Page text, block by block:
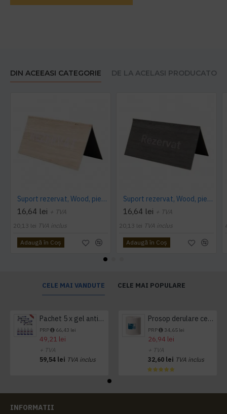
DIN ACEEASI CATEGORIE DE LA ACELASI PRODUCATOR
Suport rezervat, Wood, piele PU interior/exterior, lavabila, bej
16,64 lei + TVA
20,13 lei TVA inclus
Adaugă în Coş
Suport rezervat, Wood, piele PU interior/exterior, lavabila, negru
16,64 lei + TVA
20,13 lei TVA inclus
Adaugă în Coş
CELE MAI VANDUTE CELE MAI POPULARE
Pachet 5 x gel antibacterian 50ml si 3 x Servetele antibacteriene 48 buc Hygienium
PRP 66,43 lei
49,21 lei
+ TVA
59,54 lei TVA inclus
Prosop derulare centrala 1 pliu, 300 m Tork
PRP 34,65 lei
26,94 lei
+ TVA
32,60 lei TVA inclus
INFORMATII